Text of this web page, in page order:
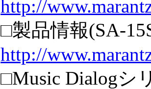
http://
□製品情報(SA-
http://
□Music Dialogシ